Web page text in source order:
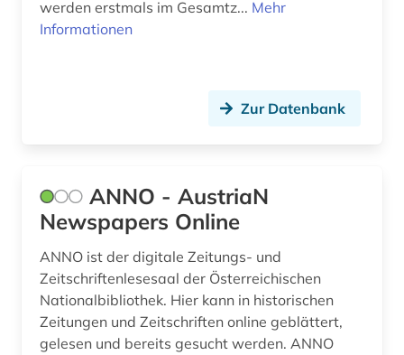
deutsch (6)
deutschland (ddr) (1)
italienischen architekten (1)
diebstahlsicherung (1)
digital humanities (1)
digitale karte (1)
digitalisat (1)
werden erstmals im Gesamtz... Mehr
Informationen
Zur Datenbank
ANNO - AustriaN
Newspapers Online
ANNO ist der digitale Zeitungs- und
Zeitschriftenlesesaal der Österreichischen
Nationalbibliothek. Hier kann in historischen
Zeitungen und Zeitschriften online geblättert,
gelesen und bereits gesucht werden. ANNO